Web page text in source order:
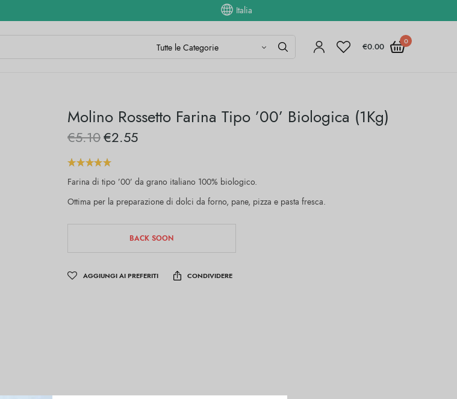
Italia
€0.00
0
Molino Rossetto Farina Tipo ’00’ Biologica (1Kg)
€5.10 Il prezzo
era:
€5.10.
€2.55Il
è:
€2.55.
Farina di tipo ’00’ da grano italiano 100% biologico.
Ottima per la preparazione di dolci da forno, pane, pizza e pasta fresca.
BACK SOON
AGGIUNGI AI PREFERITI CONDIVIDERE